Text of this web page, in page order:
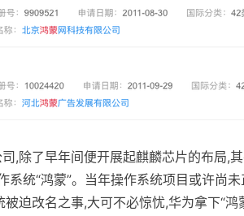
,除了早年间便开展起麒麟芯片的布局,
统“鸿蒙”。当年操作系统项目或许尚
迫改名之事,大可不必惊忧,华为拿下“